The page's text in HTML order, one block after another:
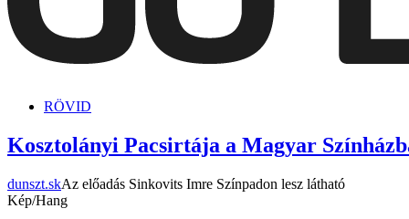
RÖVID
Kosztolányi Pacsirtája a Magyar
dunszt.skAz előadás Sinkovits Imre Színpadon lesz látható
Kép/Hang